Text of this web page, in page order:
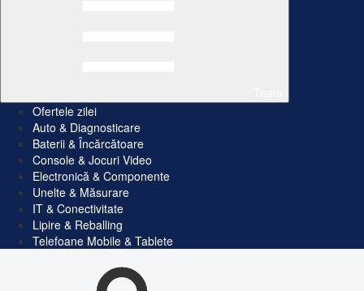
Ofertele zilei
Auto & Diagnosticare
Baterii & Încărcătoare
Console & Jocuri Video
Electronică & Componente
Unelte & Măsurare
IT & Conectivitate
Lipire & Reballing
Telefoane Mobile & Tablete